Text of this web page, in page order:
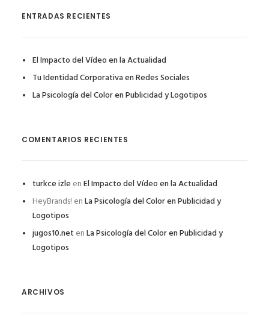
ENTRADAS RECIENTES
El Impacto del Vídeo en la Actualidad
Tu Identidad Corporativa en Redes Sociales
La Psicología del Color en Publicidad y Logotipos
COMENTARIOS RECIENTES
turkce izle enEl Impacto del Vídeo en la Actualidad
HeyBrands! enLa Psicología del Color en Publicidad y
Logotipos
jugos10.net enLa Psicología del Color en Publicidad y
Logotipos
ARCHIVOS